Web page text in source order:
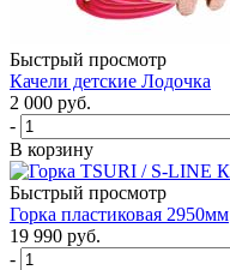
Быстрый просмотр
Качели детские Лодочка
2 000 руб.
-
В корзину
Быстрый просмотр
Горка пластиковая 2950мм
19 990 руб.
-